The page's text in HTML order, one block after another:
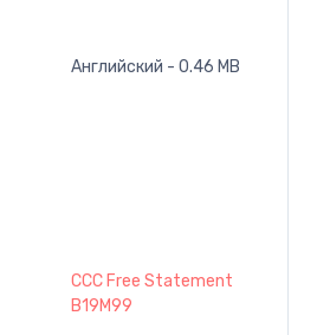
Английский - 0.46 MB
CCC Free Statement
B19M99